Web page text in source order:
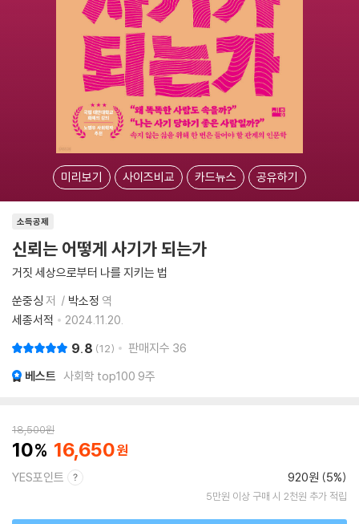
미리보기 사이즈비교 카드뉴스 공유하기
소득공제
신뢰는 어떻게 사기가 되는가
거짓 세상으로부터 나를 지키는 법
쑨중싱 저 박소정 역
세종서적
2024.11.20.
9.8 12 판매지수 36
베스트 사회학 top100 9주
18,500원
10 16,650
YES포인트 920원 (5%)
5만원 이상 구매 시 2천원 추가 적립